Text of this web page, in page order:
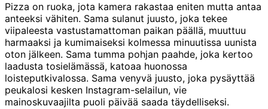
Pizza on ruoka, jota kamera rakastaa eniten mutta antaa
anteeksi vähiten. Sama sulanut juusto, joka tekee
viipaleesta vastustamattoman paikan päällä, muuttuu
harmaaksi ja kumimaiseksi kolmessa minuutissa uunista
oton jälkeen. Sama tumma pohjan paahde, joka kertoo
laadusta tosielämässä, katoaa huonossa
loisteputkivalossa. Sama venyvä juusto, joka pysäyttää
peukalosi kesken Instagram-selailun, vie
mainoskuvaajilta puoli päivää saada täydelliseksi.